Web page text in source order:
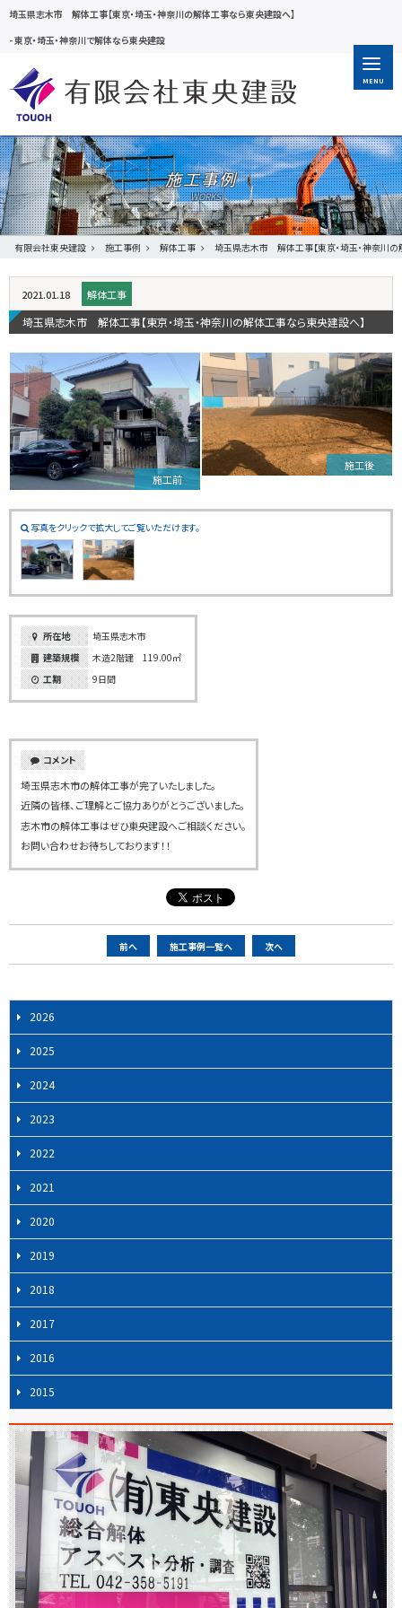
埼玉県志木市 解体工事【東京・埼玉・神奈川の解体工事なら東央建設へ】
-東京・埼玉・神奈川で解体なら東央建設
MENU
施工事例
有限会社東央建設 施工事例 解体工事 埼玉県志木市 解体工事【東京・埼玉・神奈川の
2021.01.18 解体工事
埼玉県志木市 解体工事【東京・埼玉・神奈川の解体工事なら東央建設へ】
施工前
施工後
写真をクリックで拡大してご覧いただけます。
所在地
埼玉県志木市
建築規模
木造2階建 119.00㎡
工期
9日間
コメント
埼玉県志木市の解体工事が完了いたしました。
近隣の皆様、ご理解とご協力ありがとうございました。
志木市の解体工事はぜひ東央建設へご相談ください。
お問い合わせお待ちしております！！
ー
ナ
ビ
ゲ
ー
シ
ョ
ン
前へ 施工事例一覧へ 次へ
2026
2025
2024
2023
2022
2021
2020
2019
2018
2017
2016
2015